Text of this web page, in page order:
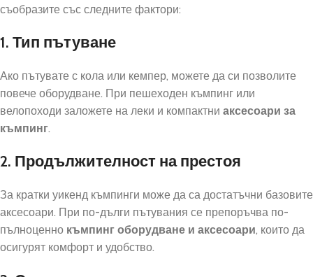
съобразите със следните фактори:
1. Тип пътуване
Ако пътувате с кола или кемпер, можете да си позволите
повече оборудване. При пешеходен къмпинг или
велопоходи заложете на леки и компактни аксесоари за
къмпинг.
2. Продължителност на престоя
За кратки уикенд къмпинги може да са достатъчни базовите
аксесоари. При по-дълги пътувания се препоръчва по-
пълноценно къмпинг оборудване и аксесоари, които да
осигурят комфорт и удобство.